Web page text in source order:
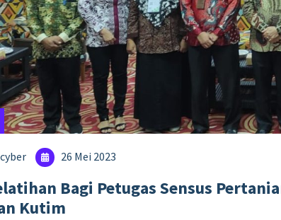
26 Mei 2023
Bagi Petugas Sensus
Kutim